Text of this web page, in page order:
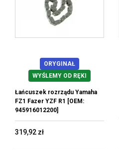
ORYGINAŁ
WYŚLEMY OD RĘKI
Łańcuszek rozrządu Yamaha
FZ1 Fazer YZF R1 [OEM:
945916012200]
319,92 zł